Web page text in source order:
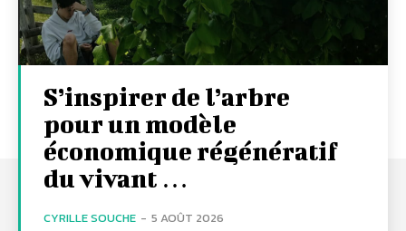
S’inspirer de l’arbre
pour un modèle
économique régénératif
du vivant …
CYRILLE SOUCHE - 5 AOÛT 2026